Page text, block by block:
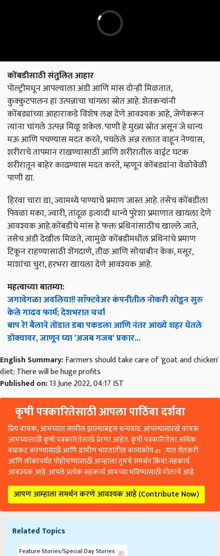
कोंबडीसाठी संतुलित आहार
पोल्ट्रीमधून आपल्याला अंडी आणि मांस दोन्ही मिळतात,
कुक्कुटपालन हा उत्पन्नाचा चांगला स्रोत आहे. शेतकऱ्यांनी
कोंबड्यांच्या आहाराकडे विशेष लक्ष देणे आवश्यक आहे, जेणेकरून
त्यांना चांगले उत्पन्न मिळू शकेल. पाणी हे मुख्य स्रोत असून जे धान्य
मऊ आणि पचण्यास मदत करते, पचलेले अन्न रक्तात वाहून नेण्यास,
शरीराचे तापमान राखण्यासाठी आणि शरीरातील वाईट घटक
शरीरातून बाहेर काढण्यास मदत करते, म्हणून कोंबड्यांना वेळोवेळी
पाणी द्या.
हिरवा चारा द्या, ज्यामध्ये पाण्याचे प्रमाण जास्त आहे. तसेच कोंबडीला
पिवळा मका, ज्वारी, तांदूळ इत्यादी धान्ये पुरेशा प्रमाणात खायला देणे
आवश्यक आहे.कोंबडीचे मांस हे फक्त प्रथिनांसाठीच खाल्ले जाते,
तसेच अंडी देखील मिळते, त्यामुळे कोंबडीमधील प्रथिनांचे प्रमाण
टिकून राहण्यासाठी शेंगदाणे, तीळ आणि सोयाबीन केक, मसूर,
माशांचा चुरा, हरभरा खायला देणे आवश्यक आहे.
महत्वाच्या बातम्या:
जगावेगळा अवलिया!! साॅफ्टवेअर कंपनीतील नोकरी सोडून सुरु
केले गाढव फार्म; देशभरात चर्चा
बाप रे! बैलाने तोंडात डबा पकडला आणि नंतर आख्ये शहर घेतले
डोक्यावर, जाणून घ्या 'अजब गजब' प्रकार...
English Summary:Farmers should take care of 'goat and chicken'
diet; There will be huge profits
Published on:13 June 2022, 04:17 IST
कृषी पत्रकारितेसाठी आपला पाठिंबा दर्शवा
प्रिय वाचक, आमच्यात सामील झाल्याबद्दल धन्यवाद. आपल्यासारखे वाचक
आमच्यासाठी कृषी पत्रकारितेसाठी प्रेरणा आहेत. कृषी पत्रकारितेला अधिक
बळकट करण्यासाठी आणि ग्रामीण भारतातील कानाकोप in्यात शेतकरी
आणि लोकांपर्यंत पोहोचण्यासाठी आम्हाला तुमचे समर्थन किंवा सहकार्य
आवश्यक आहे. आपले प्रत्येक सहकार्य आमच्या भविष्यासाठी मोलाचे आहे.
आपण आम्हाला समर्थन करणे आवश्यक आहे (Contribute Now)
Related Topics
Feature Stories/Special Day Stories